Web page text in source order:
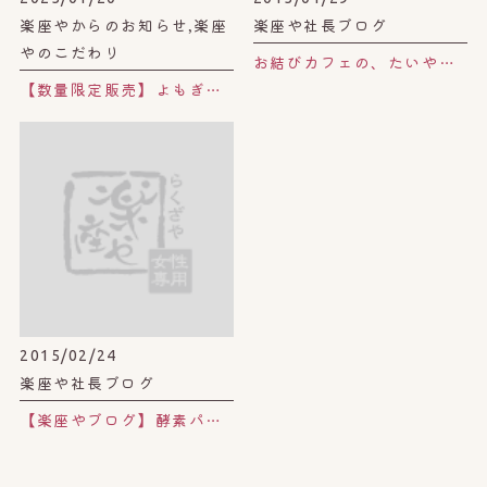
楽座やからのお知らせ,楽座
やのこだわり
【数量限定販売】よもぎ蒸し漢方サンプル
楽座や社長ブログ
お結びカフェの、たいやきパフェ。
2015/02/24
楽座や社長ブログ
【楽座やブログ】酵素パック。